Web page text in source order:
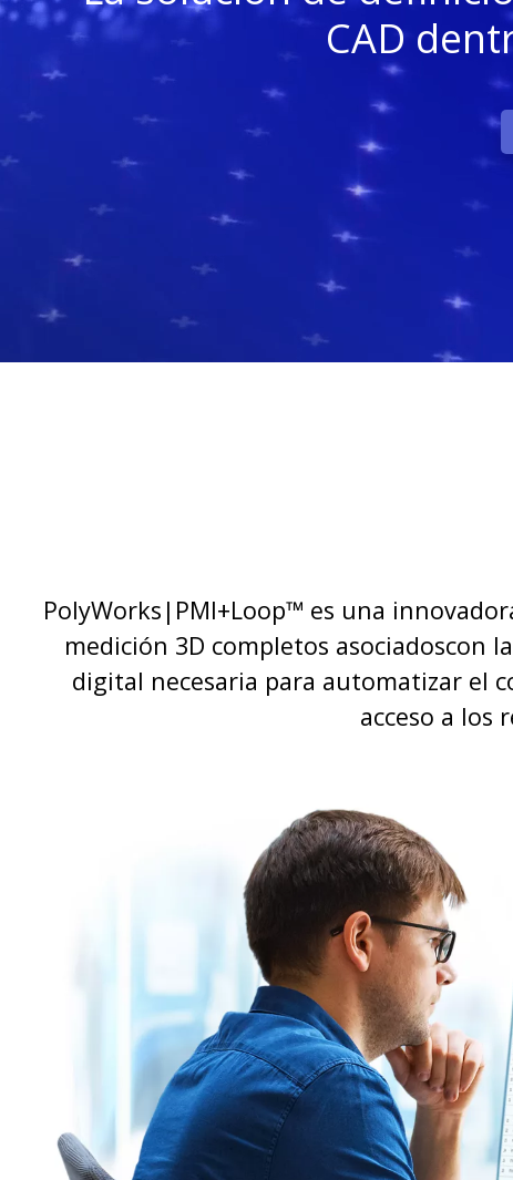
CAD
PolyWorks|PMI+Loop™ es una
medición 3D completos asociadoscon
digital necesaria para automatizar el
acceso a los